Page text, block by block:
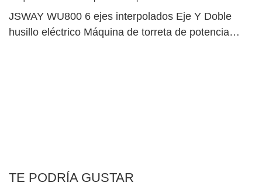
JSWAY WU800 6 ejes interpolados Eje Y Doble
husillo eléctrico Máquina de torreta de potencia
TE PODRÍA GUSTAR